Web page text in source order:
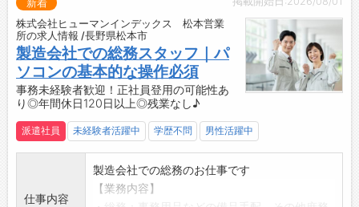
勤務実績に応じて、給与前払いが可能です◎
簡単申請！簡単受取！日払い即日払い対応！
☆----------------------------------------
☆
◆ご不明点はいつでもご相談ください！
即日対応!!フォロー体制もバッチリ
登録はご自宅からお電話で可能です◎
☆
◆職場見学可能！自分が働くイメージができま
新着
株式会社ヒューマンインデックス 松本営業
所の求人情報 /長野県松本市
製造会社での総務スタッフ｜パ
ソコンの基本的な操作必須
事務未経験者歓迎！正社員登用の可能性あ
り◎年間休日120日以上◎残業なし♪
派遣社員 未経験者活躍中 学歴不問 男性活躍中
仕事内容
製造会社での総務のお仕事です
【業務内容】